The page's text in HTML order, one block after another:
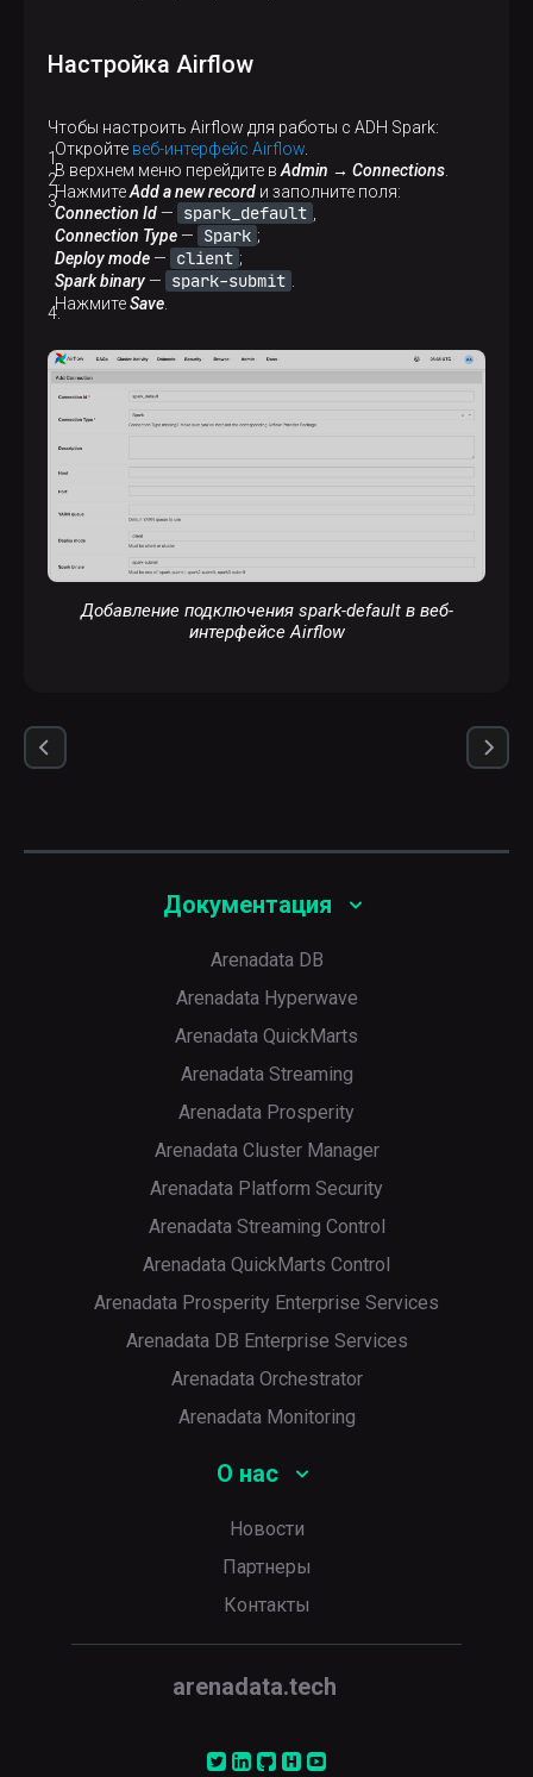
Настройка Airflow
Чтобы настроить Airflow для работы с ADH Spark:
Откройте веб-интерфейс Airflow.
В верхнем меню перейдите вAdmin → Connections.
НажмитеAdd a new record и заполните поля:
Connection Id— spark_default ,
Connection Type— Spark ;
Deploy mode— client ;
Spark binary— spark-submit .
НажмитеSave.
Добавление подключения spark-default в веб-
интерфейсе Airflow
Документация
Arenadata DB
Arenadata Hyperwave
Arenadata QuickMarts
Arenadata Streaming
Arenadata Prosperity
Arenadata Cluster Manager
Arenadata Platform Security
Arenadata Streaming Control
Arenadata QuickMarts Control
Arenadata Prosperity Enterprise Services
Arenadata DB Enterprise Services
Arenadata Orchestrator
Arenadata Monitoring
О нас
Новости
Партнеры
Контакты
arenadata.tech